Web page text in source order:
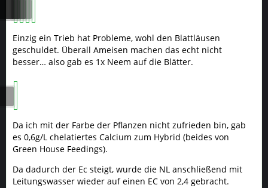
Einzig ein Trieb hat Probleme, wohl den Blattläusen
geschuldet. Überall Ameisen machen das echt nicht
besser… also gab es 1x Neem auf die Blätter.
Da ich mit der Farbe der Pflanzen nicht zufrieden bin, gab
es 0,6g/L chelatiertes Calcium zum Hybrid (beides von
Green House Feedings).
Da dadurch der Ec steigt, wurde die NL anschließend mit
Leitungswasser wieder auf einen EC von 2,4 gebracht.